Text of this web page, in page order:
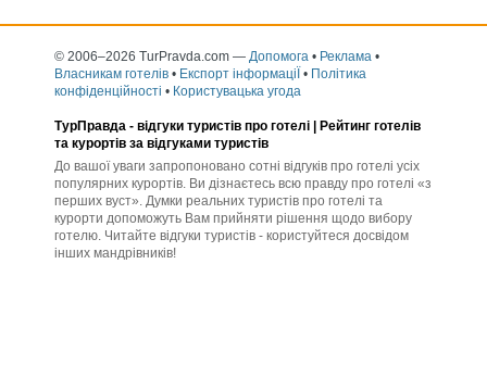
© 2006–2026 TurPravda.com — Допомога • Реклама •
Власникам готелів • Експорт інформаціЇ • Політика
конфіденційності • Користувацька угода
ТурПравда - відгуки туристів про готелі | Рейтинг готелів
та курортів за відгуками туристів
До вашої уваги запропоновано сотні відгуків про готелі усіх
популярних курортів. Ви дізнаєтесь всю правду про готелі «з
перших вуст». Думки реальних туристів про готелі та
курорти допоможуть Вам прийняти рішення щодо вибору
готелю. Читайте відгуки туристів - користуйтеся досвідом
інших мандрівників!